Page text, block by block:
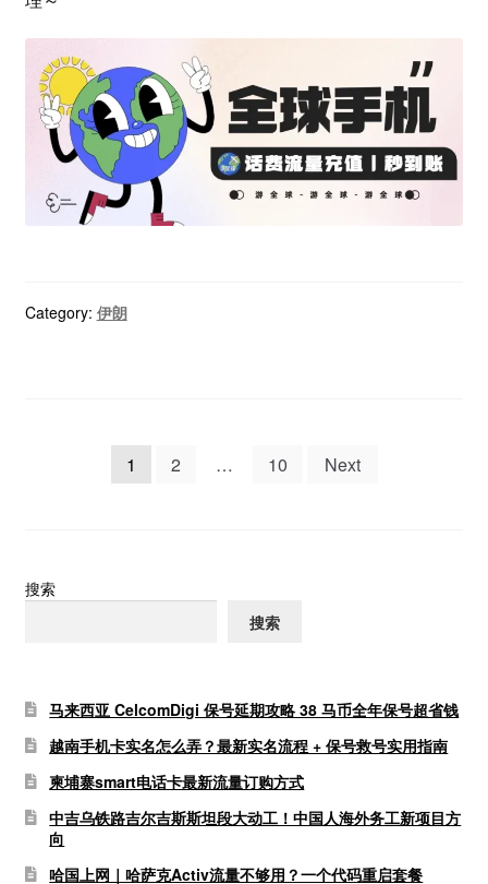
Category: 伊朗
页
1 2 … 10 Next
搜索
搜索
马来西亚 CelcomDigi 保号延期攻略 38 马币全年保号超省钱
越南手机卡实名怎么弄？最新实名流程 + 保号救号实用指南
柬埔寨smart电话卡最新流量订购方式
中吉乌铁路吉尔吉斯斯坦段大动工！中国人海外务工新项目方
向
哈国上网｜哈萨克Activ流量不够用？一个代码重启套餐